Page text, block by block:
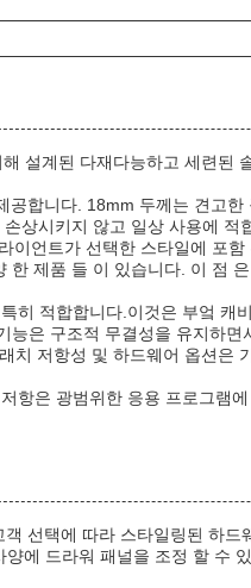
설계된 다재다능하고 세련된
합니다. 18mm 두께는 견고
상시키지 않고 일상 사용에 적
언트가 선택한 스타일에 포
제품 들 이 있습니다. 이 점
히 적합합니다.이것은 부엌 캐
은 구조적 무결성을 유지하면
저항성 및 하드웨어 옵션은
항은 광범위한 응용 프로그램
선택에 따라 스타일링된 하드
에 드라워 패널을 조정 할 수